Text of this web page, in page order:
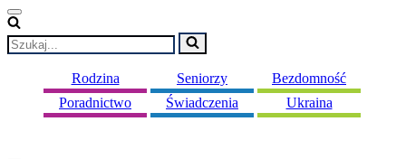
Menu
nawigacji
Szukaj...
Rodzina Seniorzy
Bezdomność
Poradnictwo
Świadczenia Ukraina